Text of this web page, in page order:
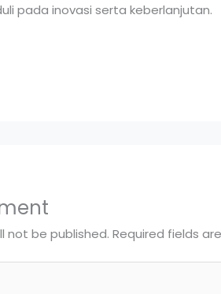
pada inovasi serta keberlanjutan.
not be published. Required fields